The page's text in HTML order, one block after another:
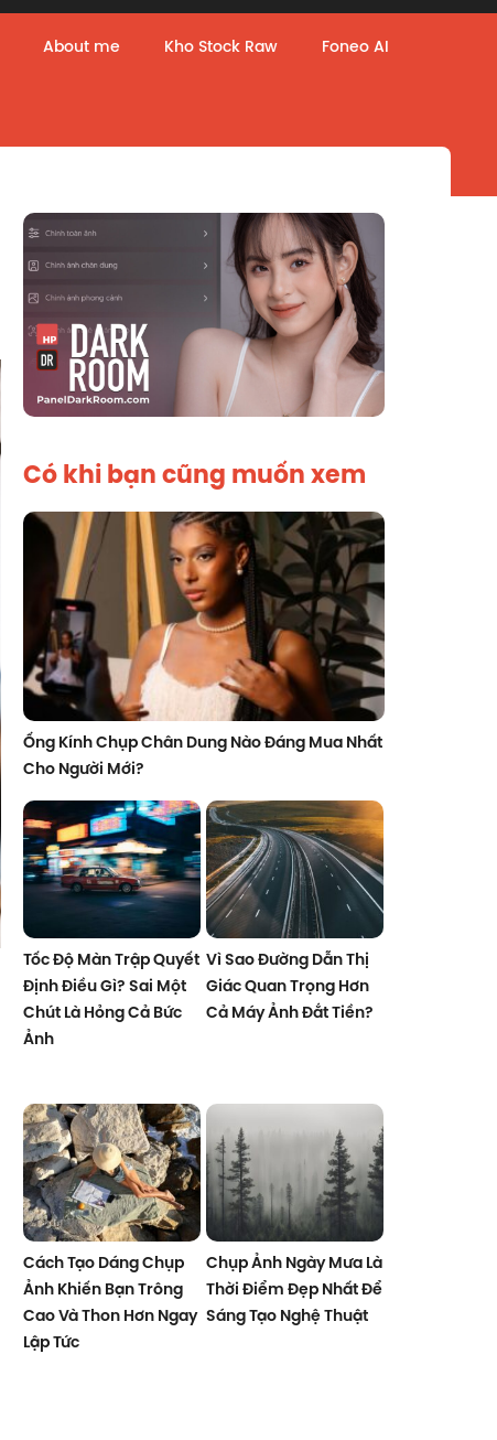
About me Kho Stock Raw Foneo AI
Có khi bạn cũng muốn xem
Ống Kính Chụp Chân Dung Nào Đáng Mua Nhất
Cho Người Mới?
Tốc Độ Màn Trập Quyết
Định Điều Gì? Sai Một
Chút Là Hỏng Cả Bức
Ảnh
Vì Sao Đường Dẫn Thị
Giác Quan Trọng Hơn
Cả Máy Ảnh Đắt Tiền?
Cách Tạo Dáng Chụp
Ảnh Khiến Bạn Trông
Cao Và Thon Hơn Ngay
Lập Tức
Chụp Ảnh Ngày Mưa Là
Thời Điểm Đẹp Nhất Để
Sáng Tạo Nghệ Thuật